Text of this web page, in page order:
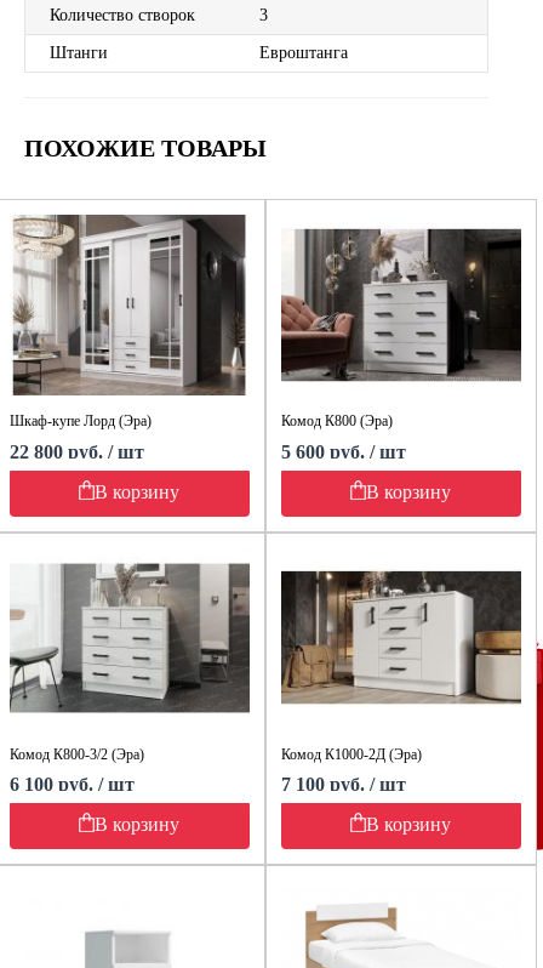
Количество створок 3
Штанги Евроштанга
ПОХОЖИЕ ТОВАРЫ
Шкаф-купе Лорд (Эра)
22 800 руб. / шт
В корзину
Комод К800 (Эра)
5 600 руб. / шт
В корзину
Комод К800-3/2 (Эра)
6 100 руб. / шт
В корзину
Комод К1000-2Д (Эра)
7 100 руб. / шт
В корзину